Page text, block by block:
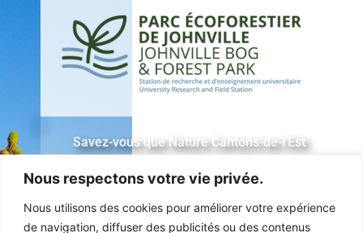
Nous respectons votre vie privée.
Nous utilisons des cookies pour améliorer votre expérience
de navigation, diffuser des publicités ou des contenus
Le Bioblitz aquatique de Sherbrooke
approche à grands pas!
Plus que quelques jours avant de partir à la
découverte de la biodiversité de la rivière
spécialistes et des passionnés de nature qui
parc Lucien-Blanchard.
Au programme : inventaires de poissons,
d'amphibiens et de reptiles, ainsi qu'un atel
Savez-vous que Nature Cantons-de-l’Est
de Johnville, une station de recherche
et d’enseignement universitaire ouverte
à la pratique du plein-air?